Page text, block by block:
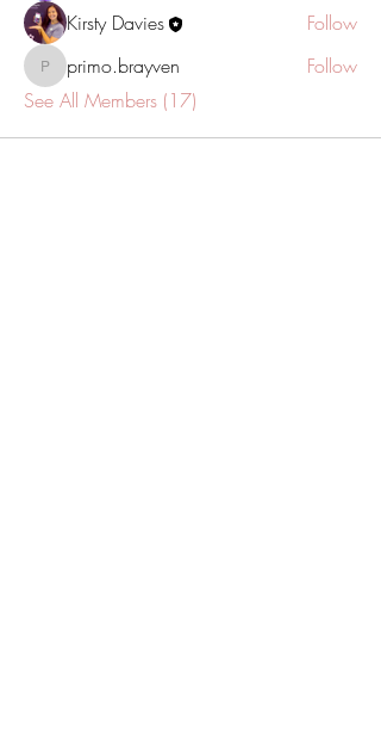
Kirsty Davies
Follow
primo.brayven
primo.brayven
Follow
See All Members (17)